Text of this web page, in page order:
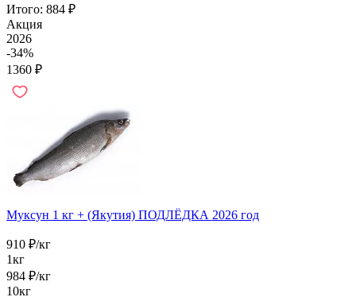
Итого: 884 ₽
Акция
2026
-34%
1360 ₽
Муксун 1 кг + (Якутия) ПОДЛЁДКА 2026 год
910 ₽/кг
1кг
984 ₽/кг
10кг